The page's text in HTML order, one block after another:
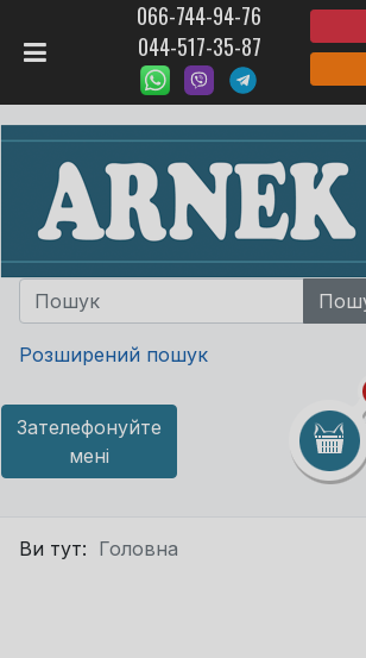
066-744-94-76
044-517-35-87
Розширений пошук
Зателефонуйте
мені
Ви тут: Головна